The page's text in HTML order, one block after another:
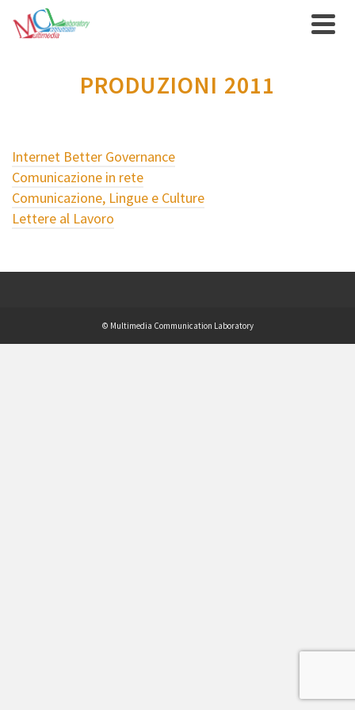
PRODUZIONI 2011
Internet Better Governance
Comunicazione in rete
Comunicazione, Lingue e Culture
Lettere al Lavoro
© Multimedia Communication Laboratory